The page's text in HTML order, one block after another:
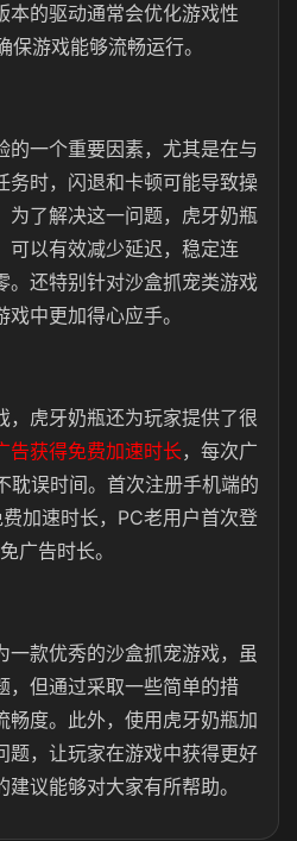
本的驱动通常会优化游戏性
游戏能够流畅运行。
的一个重要因素，尤其是在与
务时，闪退和卡顿可能导致操
为了解决这一问题，虎牙奶瓶
可以有效减少延迟，稳定连
。还特别针对沙盒抓宠类游戏
中更加得心应手。
，虎牙奶瓶还为玩家提供了很
告获得免费加速时长 ，每次广
耽误时间。首次注册手机端的
费加速时长，PC老用户首次登
免广告时长。
一款优秀的沙盒抓宠游戏，虽
，但通过采取一些简单的措
畅度。此外，使用虎牙奶瓶加
题，让玩家在游戏中获得更好
议能够对大家有所帮助。